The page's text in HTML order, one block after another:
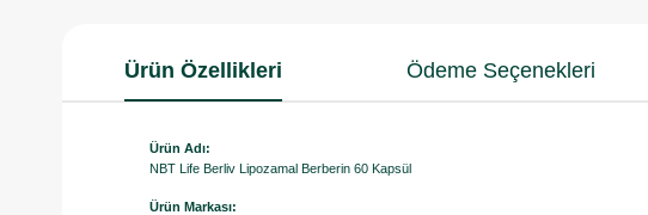
Ürün Özellikleri Ödeme Seçenekleri
Ürün Adı:
NBT Life Berliv Lipozamal Berberin 60 Kapsül
Ürün Markası: